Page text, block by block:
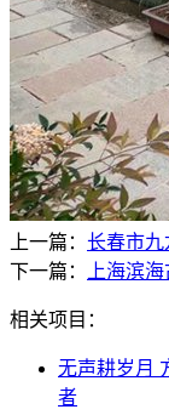
上一篇： 长春市九
下一篇：
上海滨
相关项目：
无声耕岁月
者